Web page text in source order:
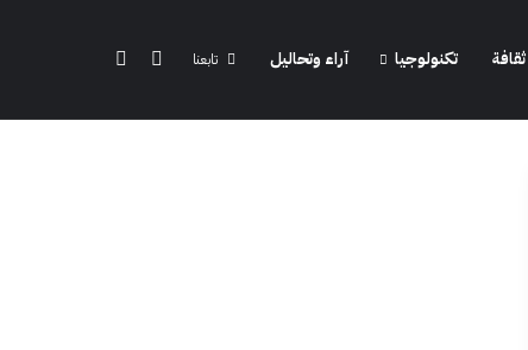
ثقافة تكنولوجيا آراء وتحاليل تابعنا الوضع المظلم